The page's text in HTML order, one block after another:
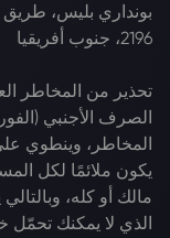
بونداري بليس، طريق
2196، جنوب أفريقيا
تحذير من المخاطر
المخاطر، وينطوي
يكون ملائمًا لكل
مالك أو كله،
الذي لا يمكنك